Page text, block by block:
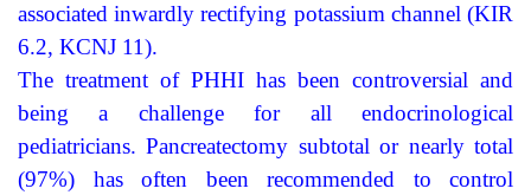
associated inwardly rectifying potassium channel (KIR
6.2, KCNJ 11).
The treatment of PHHI has been controversial and
being a challenge for all endocrinological
pediatricians. Pancreatectomy subtotal or nearly total
(97%) has often been recommended to control